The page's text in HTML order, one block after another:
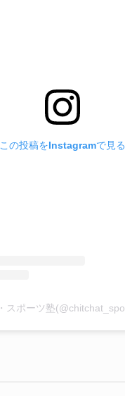
この投稿をInstagramで見る